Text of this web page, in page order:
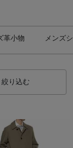
革小物 メンズ
絞り込む